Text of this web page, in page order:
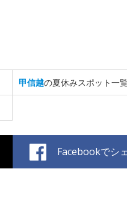
甲信越の夏休みスポット一
Facebookでシ